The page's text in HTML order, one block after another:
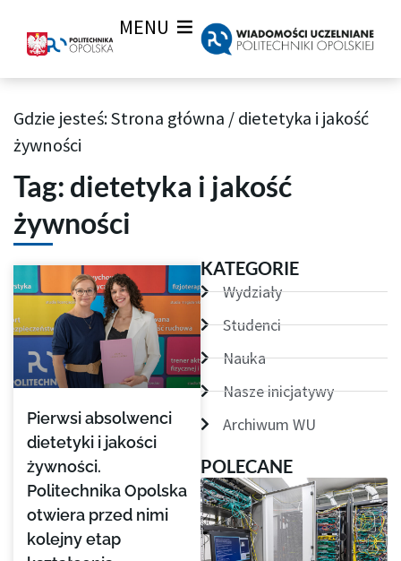
MENU
Archiwum Tagów aktualności Wiadomości uczelnianych
Gdzie jesteś:Strona główna /dietetyka i jakość
żywności
Tag: dietetyka i jakość
żywności
Pierwsi absolwenci
dietetyki i jakości
żywności.
Politechnika Opolska
otwiera przed nimi
kolejny etap
KATEGORIE
Wydziały
Studenci
Nauka
Nasze inicjatywy
Archiwum WU
POLECANE